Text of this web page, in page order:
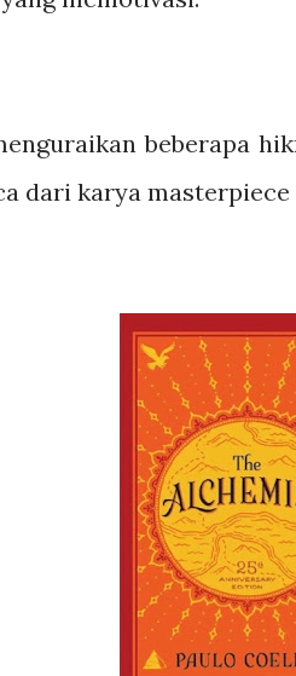
beberapa
dari karya masterpiece